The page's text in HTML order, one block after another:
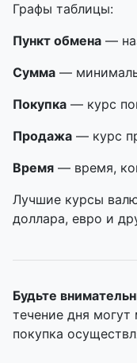
Графы таблицы:
Пункт обмена —
Сумма —
Покупка — курс
Продажа — курс
Время — время,
Лучшие курсы
доллара, евро и
Будьте
течение дня
покупка